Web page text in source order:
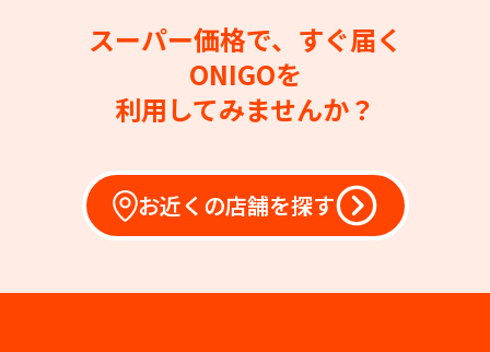
スーパー価格で、すぐ届く
ONIGOを
利用してみませんか？
お近くの店舗を探す